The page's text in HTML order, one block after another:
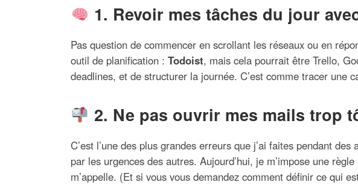
1. Revoir mes tâches du jour
Pas question de commencer en scrollant les réseaux ou en
outil de planification : Todoist, mais cela pourrait être Trello,
deadlines, et de structurer la journée. C’est comme tracer une
2. Ne pas ouvrir mes mails trop
C’est l’une des plus grandes erreurs que j’ai faites pendant des
par les urgences des autres. Aujourd’hui, je m’impose une
m’appelle. (Et si vous vous demandez comment définir ce qui